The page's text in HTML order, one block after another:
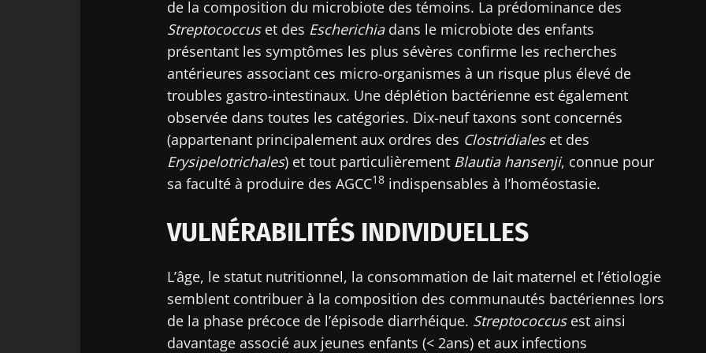
de la composition du microbiote des témoins. La prédominance des
Streptococcus et des Escherichia dans le microbiote des enfants
présentant les symptômes les plus sévères confirme les recherches
antérieures associant ces micro-organismes à un risque plus élevé de
troubles gastro-intestinaux. Une déplétion bactérienne est également
observée dans toutes les catégories. Dix-neuf taxons sont concernés
(appartenant principalement aux ordres des Clostridiales et des
Erysipelotrichales) et tout particulièrement Blautia hansenji, connue pour
sa faculté à produire des AGCC18 indispensables à l’homéostasie.
VULNÉRABILITÉS INDIVIDUELLES
L’âge, le statut nutritionnel, la consommation de lait maternel et l’étiologie
semblent contribuer à la composition des communautés bactériennes lors
de la phase précoce de l’épisode diarrhéique. Streptococcus est ainsi
davantage associé aux jeunes enfants (< 2ans) et aux infections
Être redirigé
Rester sur le site Web du Biocodex Microbiota Institute
Je souhaite m'inscrire afin de recevoir d'autres actualités de Biocodex
J’ai lu et accepte lesCGUet lapolitique de protection des données
Microbiota Institute
* Champs obligatoires
BMI 20-35
Découvrir
Impact des
santé reproductive
Lire l'article
Microbiote
cancer colorectal : un
indicateur
pronostique
indépendant ?
Lire l'article
développe
musculaire